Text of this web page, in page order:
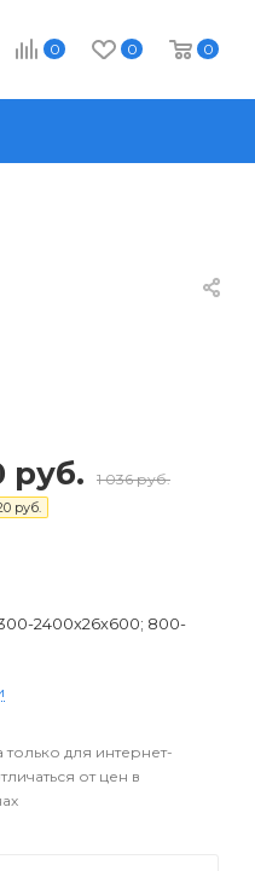
0 0 0
руб. 1 036 руб.
руб.
2400х26х600; 800-
только для интернет-
от цен в